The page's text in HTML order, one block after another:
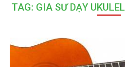
TAG: GIA SƯ DẠY